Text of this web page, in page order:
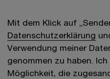
Mit dem Klick auf
Datenschutzerklärung
Verwendung meiner
genommen zu haben.
Möglichkeit, die